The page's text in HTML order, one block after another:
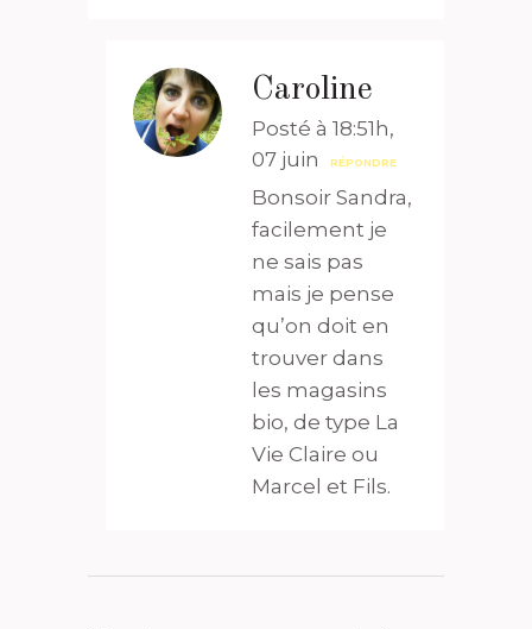
Caroline
Posté à 18:51h,
07 juin
RÉPONDRE
Bonsoir Sandra,
facilement je
ne sais pas
mais je pense
qu’on doit en
trouver dans
les magasins
bio, de type La
Vie Claire ou
Marcel et Fils.